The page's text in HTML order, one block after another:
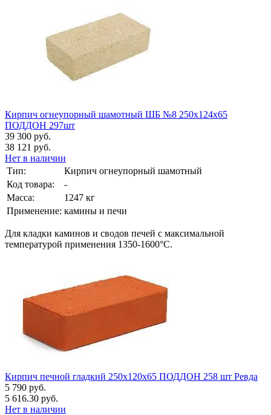
Кирпич огнеупорный шамотный ШБ №8 250х124х65
ПОДДОН 297шт
39 300 руб.
38 121 руб.
Нет в наличии
Тип:
Кирпич огнеупорный шамотный
Код товара:
-
Масса:
1247 кг
Применение: камины и печи
Для кладки каминов и сводов печей с максимальной
температурой применения 1350-1600°С.
Кирпич печной гладкий 250x120x65 ПОДДОН 258 шт Ревда
5 790 руб.
5 616.30 руб.
Нет в наличии